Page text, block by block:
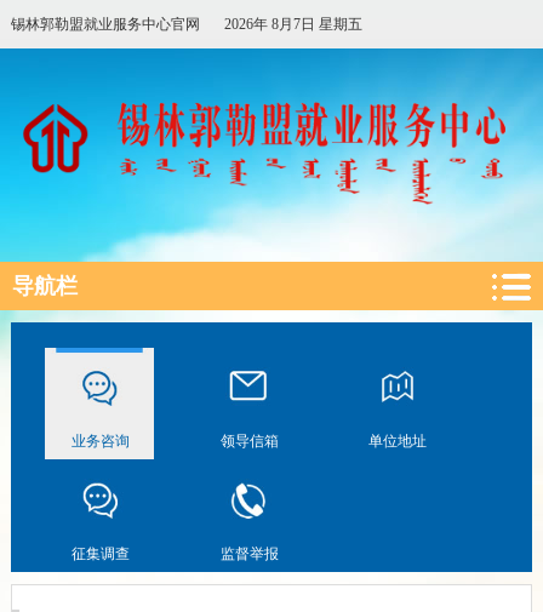
锡林郭勒盟就业服务中心官网 2026年 8月7日 星期五
导航栏
业务咨询 领导信箱 单位地址
征集调查 监督举报